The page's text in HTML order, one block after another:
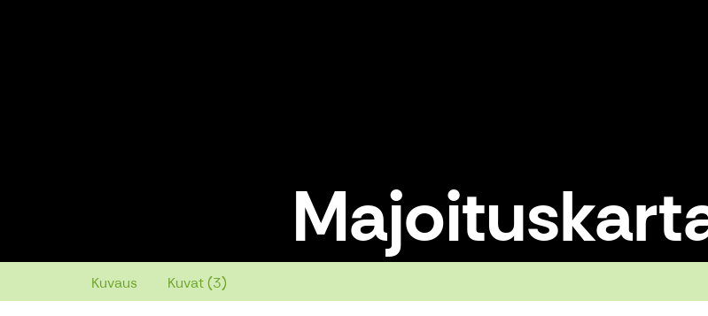
Kuvaus Kuvat (3)